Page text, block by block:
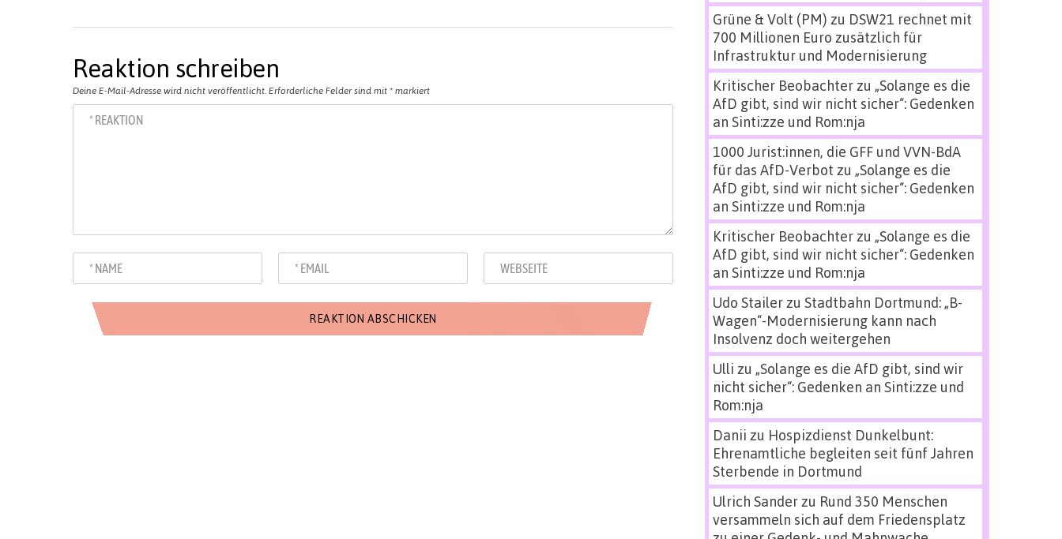
Reaktion schreiben
Deine E-Mail-Adresse wird nicht veröffentlicht. Erforderliche Felder sind mit * markiert
Grüne & Volt (PM) zu DSW21 rechnet mit
700 Millionen Euro zusätzlich für
Infrastruktur und Modernisierung
Kritischer Beobachterzu „Solange es die
AfD gibt, sind wir nicht sicher“: Gedenken
an Sinti:zze und Rom:nja
1000 Jurist:innen, die GFF und VVN-BdA
für das AfD-Verbot zu „Solange es die
AfD gibt, sind wir nicht sicher“: Gedenken
an Sinti:zze und Rom:nja
Kritischer Beobachterzu „Solange es die
AfD gibt, sind wir nicht sicher“: Gedenken
an Sinti:zze und Rom:nja
Udo Stailerzu Stadtbahn Dortmund: „B-
Wagen“-Modernisierung kann nach
Insolvenz doch weitergehen
Ulli zu „Solange es die AfD gibt, sind wir
nicht sicher“: Gedenken an Sinti:zze und
Rom:nja
Danii zu Hospizdienst Dunkelbunt:
Ehrenamtliche begleiten seit fünf Jahren
Sterbende in Dortmund
Ulrich Sanderzu Rund 350 Menschen
versammeln sich auf dem Friedensplatz